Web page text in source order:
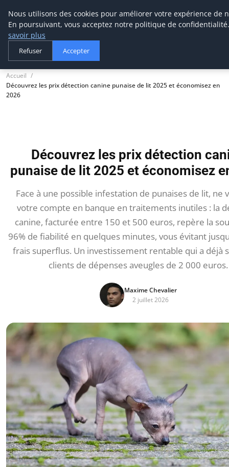
tournevis
malin
Accueil
Découvrez les prix détection canine punaise de lit 2025 et économisez en
2026
Découvrez les prix détection
punaise de lit 2025 et économisez
Face à une possible infestation de punaises de lit, ne
votre compte en banque en traitements inutiles : la
canine, facturée entre 150 et 500 euros, repère la
96% de fiabilité en quelques minutes, vous évitant
frais superflus. Un investissement rentable qui a déjà
clients de dépenses aveugles de 2 000 euros.
Maxime Chevalier
2 juillet 2026
Nous utilisons des cookies pour améliorer votre expérience de
En poursuivant, vous acceptez notre politique de
savoir plus
Refuser Accepter